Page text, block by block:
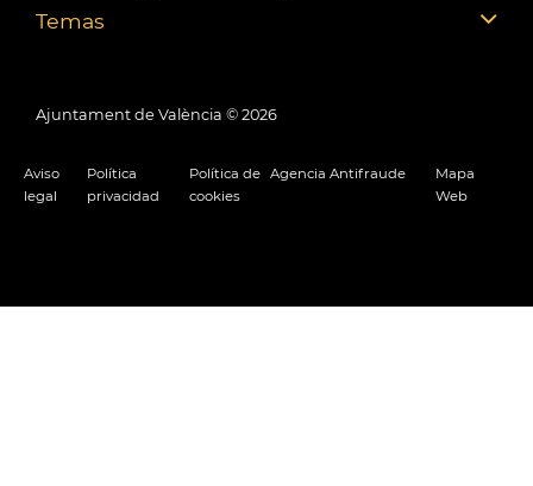
Temas
Ajuntament de València © 2026
Aviso
legal
Política
privacidad
Política de
cookies
Agencia Antifraude
Mapa
Web